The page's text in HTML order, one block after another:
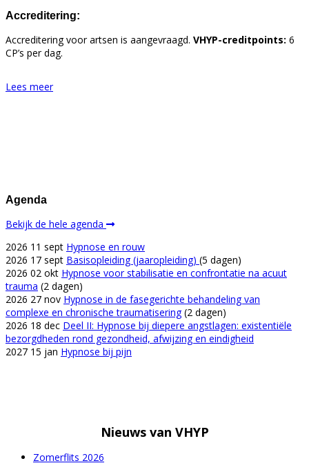
Accreditering:
Accreditering voor artsen is aangevraagd. VHYP-creditpoints: 6
CP’s per dag.
Lees meer
Agenda
Bekijk de hele agenda
2026 11 sept Hypnose en rouw
2026 17 sept Basisopleiding (jaaropleiding) (5 dagen)
2026 02 okt Hypnose voor stabilisatie en confrontatie na acuut
trauma (2 dagen)
2026 27 nov Hypnose in de fasegerichte behandeling van
complexe en chronische traumatisering(2 dagen)
2026 18 dec Deel II: Hypnose bij diepere angstlagen: existentiële
bezorgdheden rond gezondheid, afwijzing en eindigheid
2027 15 jan Hypnose bij pijn
Nieuws van VHYP
Zomerflits 2026